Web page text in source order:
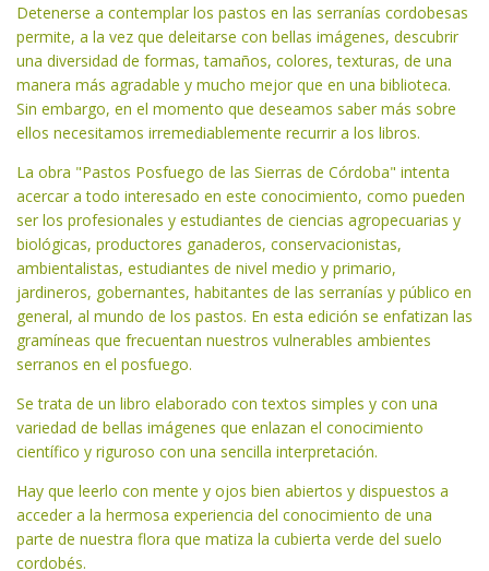
Detenerse a contemplar los pastos en las serranías cordobesas
permite, a la vez que deleitarse con bellas imágenes, descubrir
una diversidad de formas, tamaños, colores, texturas, de una
manera más agradable y mucho mejor que en una biblioteca.
Sin embargo, en el momento que deseamos saber más sobre
ellos necesitamos irremediablemente recurrir a los libros.
La obra "Pastos Posfuego de las Sierras de Córdoba" intenta
acercar a todo interesado en este conocimiento, como pueden
ser los profesionales y estudiantes de ciencias agropecuarias y
biológicas, productores ganaderos, conservacionistas,
ambientalistas, estudiantes de nivel medio y primario,
jardineros, gobernantes, habitantes de las serranías y público en
general, al mundo de los pastos. En esta edición se enfatizan las
gramíneas que frecuentan nuestros vulnerables ambientes
serranos en el posfuego.
Se trata de un libro elaborado con textos simples y con una
variedad de bellas imágenes que enlazan el conocimiento
científico y riguroso con una sencilla interpretación.
Hay que leerlo con mente y ojos bien abiertos y dispuestos a
acceder a la hermosa experiencia del conocimiento de una
parte de nuestra flora que matiza la cubierta verde del suelo
cordobés.